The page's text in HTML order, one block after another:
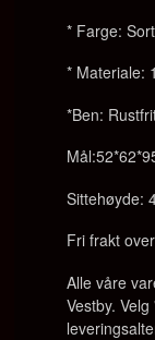
* Farge:
* Materiale:
*Ben:
Sittehøyde:
Fri frakt
Alle våre
Vestby.